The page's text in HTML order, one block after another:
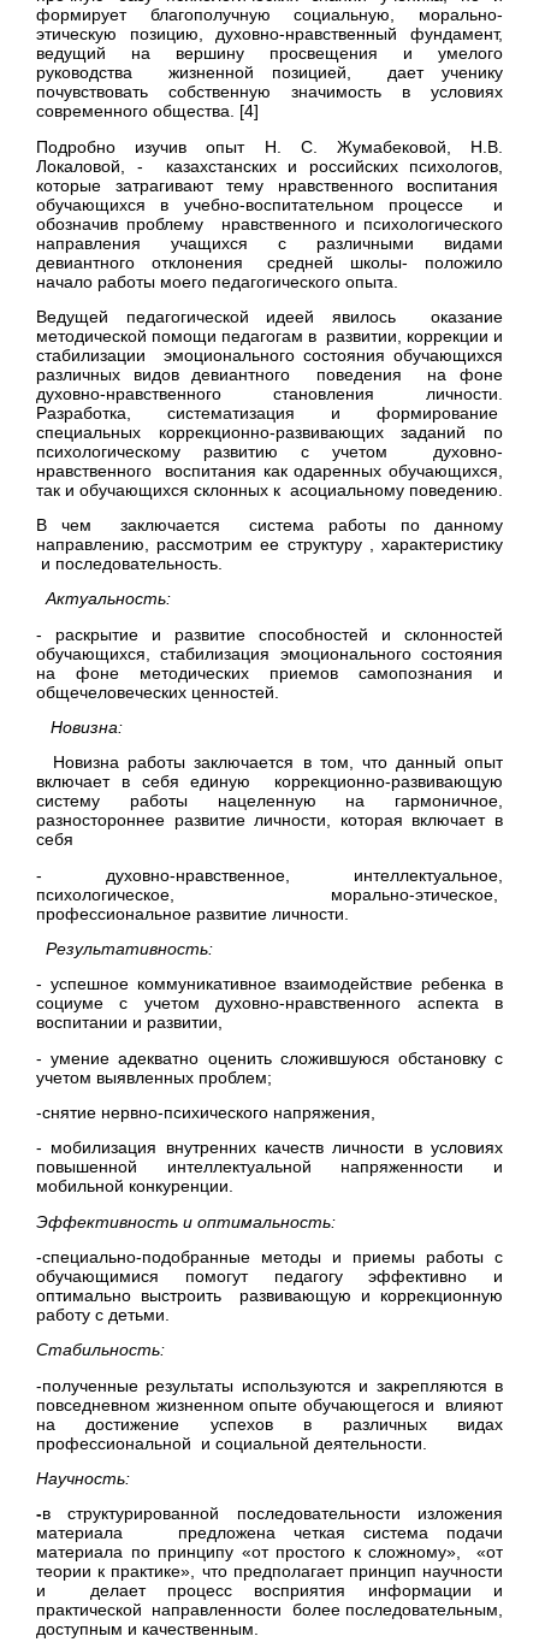
формирует благополучную социальную, морально-
этическую позицию, духовно-нравственный фундамент,
ведущий на вершину просвещения и умелого
руководства жизненной позицией, дает ученику
почувствовать собственную значимость в условиях
современного общества. [4]
Подробно изучив опыт Н. С. Жумабековой, Н.В.
Локаловой, - казахстанских и российских психологов,
которые затрагивают тему нравственного воспитания
обучающихся в учебно-воспитательном процессе и
обозначив проблему нравственного и психологического
направления учащихся с различными видами
девиантного отклонения средней школы- положило
начало работы моего педагогического опыта.
Ведущей педагогической идеей явилось оказание
методической помощи педагогам в развитии, коррекции и
стабилизации эмоционального состояния обучающихся
различных видов девиантного поведения на фоне
духовно-нравственного становления личности.
Разработка, систематизация и формирование
специальных коррекционно-развивающих заданий по
психологическому развитию с учетом духовно-
нравственного воспитания как одаренных обучающихся,
так и обучающихся склонных к асоциальному поведению.
В чем заключается система работы по данному
направлению, рассмотрим ее структуру , характеристику
и последовательность.
Актуальность:
- раскрытие и развитие способностей и склонностей
обучающихся, стабилизация эмоционального состояния
на фоне методических приемов самопознания и
общечеловеческих ценностей.
Новизна:
Новизна работы заключается в том, что данный опыт
включает в себя единую коррекционно-развивающую
систему работы нацеленную на гармоничное,
разностороннее развитие личности, которая включает в
себя
- духовно-нравственное, интеллектуальное,
психологическое, морально-этическое,
профессиональное развитие личности.
Результативность:
- успешное коммуникативное взаимодействие ребенка в
социуме с учетом духовно-нравственного аспекта в
воспитании и развитии,
- умение адекватно оценить сложившуюся обстановку с
учетом выявленных проблем;
-снятие нервно-психического напряжения,
- мобилизация внутренних качеств личности в условиях
повышенной интеллектуальной напряженности и
мобильной конкуренции.
Эффективность и оптимальность:
-специально-подобранные методы и приемы работы с
обучающимися помогут педагогу эффективно и
оптимально выстроить развивающую и коррекционную
работу с детьми.
Стабильность:
-полученные результаты используются и закрепляются в
повседневном жизненном опыте обучающегося и влияют
на достижение успехов в различных видах
профессиональной и социальной деятельности.
Научность:
-в структурированной последовательности изложения
материала предложена четкая система подачи
материала по принципу «от простого к сложному», «от
теории к практике», что предполагает принцип научности
и делает процесс восприятия информации и
практической направленности более последовательным,
доступным и качественным.